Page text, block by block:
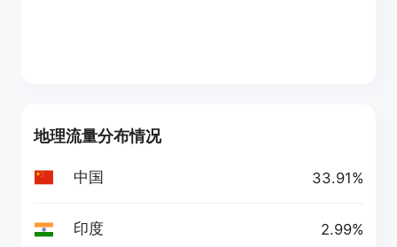
地理流量分布情况
中国 33.91%
印度 2.99%